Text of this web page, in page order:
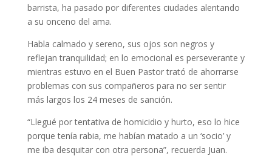
barrista, ha pasado por diferentes ciudades alentando
a su onceno del ama.
Habla calmado y sereno, sus ojos son negros y
reflejan tranquilidad; en lo emocional es perseverante y
mientras estuvo en el Buen Pastor trató de ahorrarse
problemas con sus compañeros para no ser sentir
más largos los 24 meses de sanción.
“Llegué por tentativa de homicidio y hurto, eso lo hice
porque tenía rabia, me habían matado a un ‘socio’ y
me iba desquitar con otra persona”, recuerda Juan.